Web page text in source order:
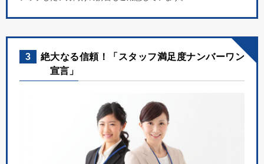
3
絶大なる信頼！「スタッフ満足度ナンバーワン
宣言」